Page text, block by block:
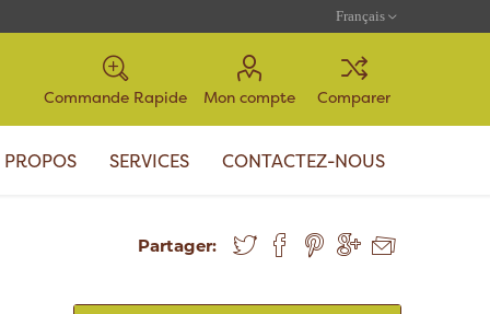
Commande Rapide Mon compte Comparer
PROPOS SERVICES CONTACTEZ-NOUS
Partager: